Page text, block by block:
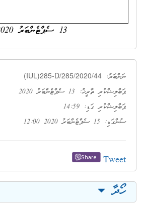
13 ސެޕްޓެންބަރު 2020
ނަންބަރު: (IUL)285-D/285/2020/44
ޕަބްލިޝްކުރި ތާރީޚު: 13 ސެޕްޓެންބަރު 2020
ޕަބްލިޝްކުރި ގަޑި: 14:59
ސުންގަޑި: 15 ސެޕްޓެންބަރު 2020 12:00
Tweet
Share
ހޯދާ